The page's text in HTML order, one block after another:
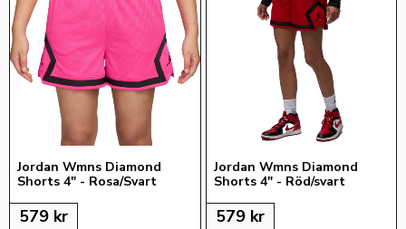
Jordan Wmns Diamond
Shorts 4" - Rosa/Svart
579 kr
Jordan Wmns Diamond
Shorts 4" - Röd/svart
579kr